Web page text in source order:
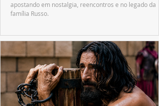
apostando em nostalgia, reencontros e no legado da
família Russo.